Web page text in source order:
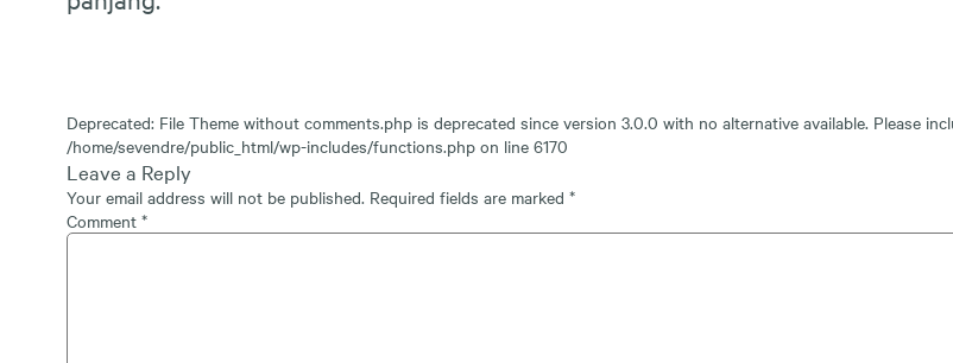
Deprecated: File Theme without comments.php is deprecated since version 3.0.0 with no alternative available. Please
/home/sevendre/public_html/wp-includes/functions.php on line 6170
Leave a Reply
Your email address will not be published. Required fields are marked *
Comment *